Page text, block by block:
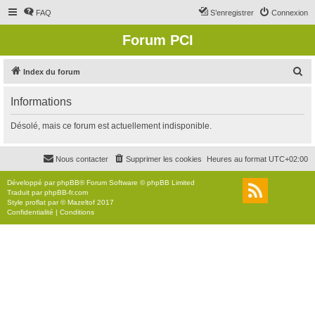
FAQ Connexion
S’enregistrer
Forum PCI
Index du forum
r
c
r
Informations
Désolé, mais ce forum est actuellement indisponible.
Heures au format UTC+02:00
Supprimer les cookies
Nous contacter
Développé parphpBB® Forum Software © phpBB Limited
Traduit parphpBB-fr.com
Style proflat par ©Mazeltof 2017
Confidentialité | Conditions